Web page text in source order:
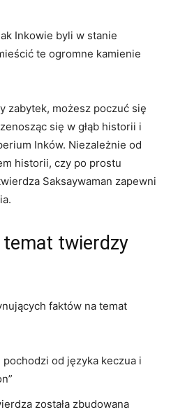
Inkowie⁤ byli w⁤ stanie‍
te ogromne kamienie
zabytek, możesz⁢ poczuć się
się ‌w głąb ‍historii i
Inków. Niezależnie od
historii, czy po prostu​
Saksaywaman zapewni
twierdzy
faktów​ na temat
pochodzi ​od języka keczua i
⁣została zbudowana